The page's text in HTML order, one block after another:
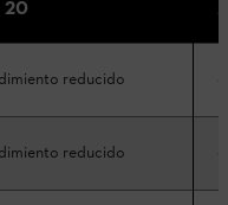
20
reducido
reducido